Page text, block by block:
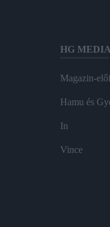
HG MEDIA
Magazin-
Hamu és
In
Vince